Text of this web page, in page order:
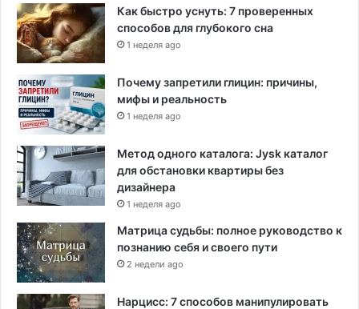
Как быстро уснуть: 7 проверенных
способов для глубокого сна
1 неделя ago
Почему запретили глицин: причины,
мифы и реальность
1 неделя ago
Метод одного каталога: Jysk каталог
для обстановки квартиры без
дизайнера
1 неделя ago
Матрица судьбы: полное руководство к
познанию себя и своего пути
2 недели ago
Нарцисс: 7 способов манипулировать